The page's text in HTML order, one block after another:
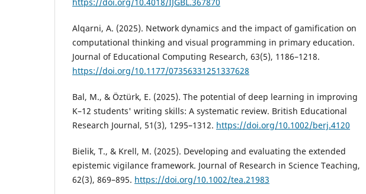
Alqarni, A. (2025). Network dynamics and the impact of gamification on
computational thinking and visual programming in primary education.
Journal of Educational Computing Research, 63(5), 1186–1218.
https://doi.org/10.1177/07356331251337628
Bal, M., & Öztürk, E. (2025). The potential of deep learning in improving
K–12 students' writing skills: A systematic review. British Educational
Research Journal, 51(3), 1295–1312. https://doi.org/10.1002/berj.4120
Bielik, T., & Krell, M. (2025). Developing and evaluating the extended
epistemic vigilance framework. Journal of Research in Science Teaching,
62(3), 869–895. https://doi.org/10.1002/tea.21983